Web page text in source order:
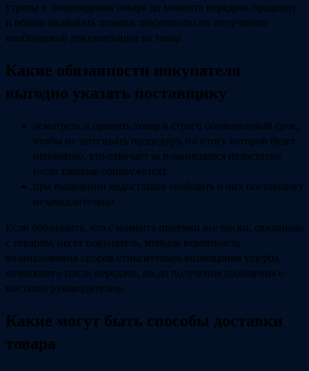
утраты и повреждения товара до момента передачи продавцу
и обязан оказывать помощь покупателю по получению
необходимой документации на товар.
Какие обязанности покупателя
выгодно указать поставщику
осмотреть и принять товар в строго обозначенный срок,
чтобы не затягивать процедуру, по итогу которой будет
непонятно, кто отвечает за появившиеся недостатки
(если таковые обнаружатся);
при выявлении недостатков сообщить о них поставщику
незамедлительно.
Если обозначить, что с момента приемки все риски, связанные
с товаром, несет покупатель, меньше вероятность
возникновения споров относительно возмещения ущерба,
возникшего после передачи, но до получения сообщения о
поставке руководителем.
Какие могут быть способы доставки
товара